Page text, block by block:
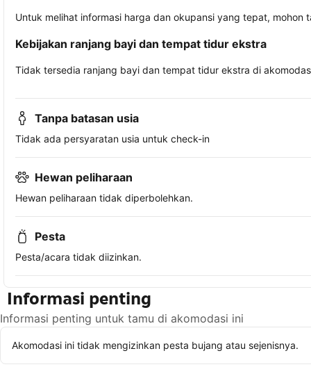
Untuk melihat informasi harga dan okupansi yang tepat,
Kebijakan ranjang bayi dan tempat tidur ekstra
Tidak tersedia ranjang bayi dan tempat tidur ekstra di
Tanpa batasan usia
Tidak ada persyaratan usia untuk check-in
Hewan peliharaan
Hewan peliharaan tidak diperbolehkan.
Pesta
Pesta/acara tidak diizinkan.
Informasi penting
Informasi penting untuk tamu di akomodasi ini
Akomodasi ini tidak mengizinkan pesta bujang atau sejenisnya.